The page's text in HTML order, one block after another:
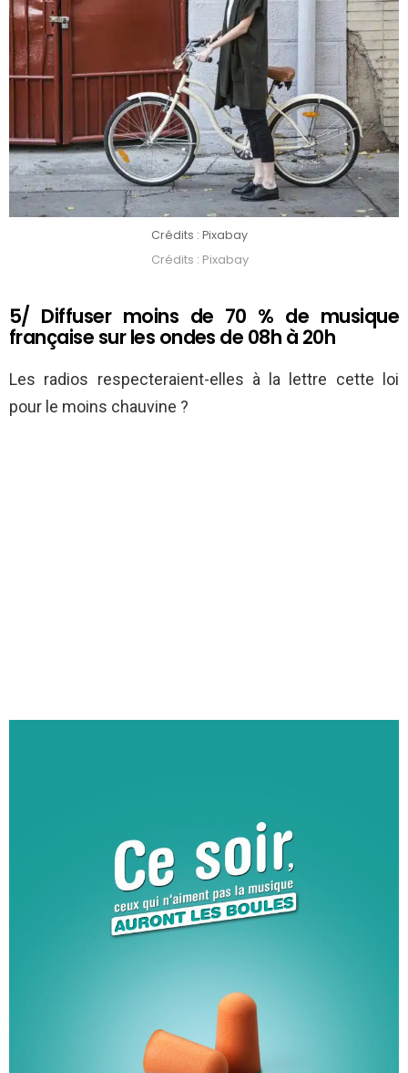
Crédits : Pixabay
Crédits : Pixabay
5/ Diffuser moins de 70 % de musique
française sur les ondes de 08h à 20h
Les radios respecteraient-elles à la lettre cette loi
pour le moins chauvine ?